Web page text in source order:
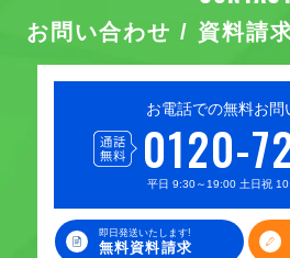
お問い合わせ / 資料請
お電話での無料お問
0120-
平日 9:30～19:00 土日祝
即日発送いたします!
無料資料請求